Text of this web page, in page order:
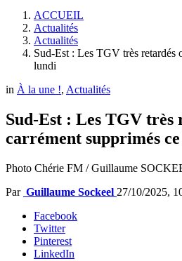
ACCUEIL
Actualités
Actualités
Sud-Est : Les TGV très retardés
lundi
in À la une !, Actualités
Sud-Est : Les TGV très
carrément supprimés
Photo Chérie FM / Guillaume
Par Guillaume Sockeel 27/10/2025,
Facebook
Twitter
Pinterest
LinkedIn